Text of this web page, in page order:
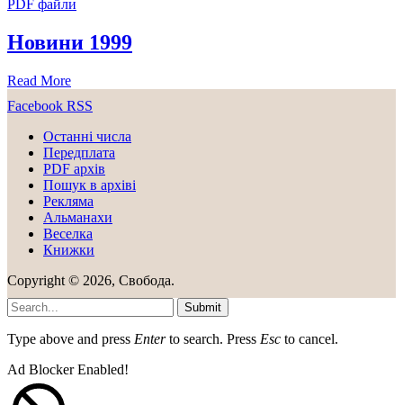
PDF файли
Новини 1999
Read More
Facebook RSS
Останні числа
Передплата
PDF aрхів
Пошук в архіві
Рекляма
Альманахи
Веселка
Книжки
Copyright © 2026, Свобода.
Submit
Type above and press Enterto search. Press Esc to cancel.
Ad Blocker Enabled!